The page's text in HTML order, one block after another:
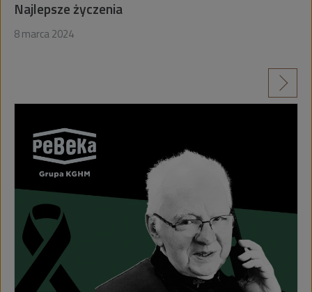
Najlepsze życzenia
8 marca 2024
czytaj więcej